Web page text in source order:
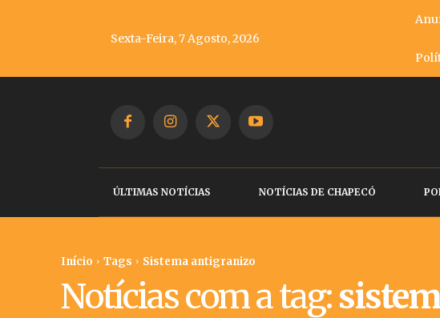
Sexta-Feira, 7 Agosto, 2026
ÚLTIMAS NOTÍCIAS NOTÍCIAS DE CHAPECÓ
Início Tags Sistema antigranizo
Notícias com a tag: